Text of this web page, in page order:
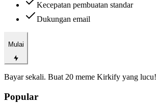
Kecepatan pembuatan standar
Dukungan email
Mulai
Bayar sekali. Buat 20 meme Kirkify yang lucu!
Popular